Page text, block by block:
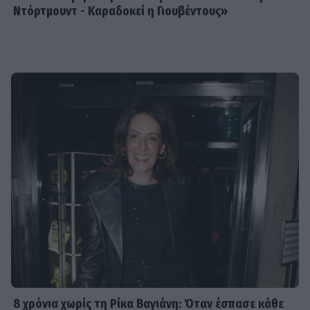
Ντόρτμουντ - Καραδοκεί η Γιουβέντους»
8 χρόνια χωρίς τη Ρίκα Βαγιάνη: Όταν έσπασε κάθε